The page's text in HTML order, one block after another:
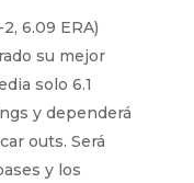
6.09 ERA)
su mejor
solo 6.1
y dependerá
outs. Será
y los